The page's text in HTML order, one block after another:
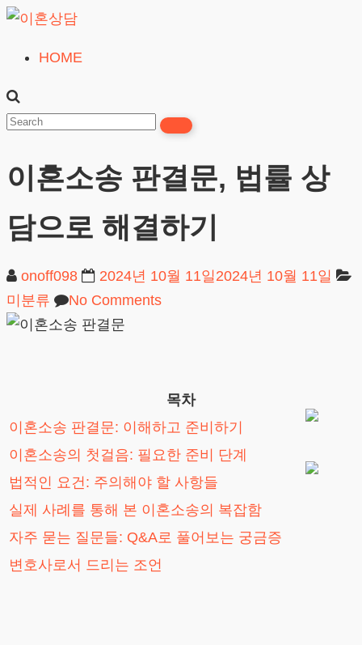
Skip
content
혼
상
24시간365일
HOME
이혼소송 판결문, 법률 상
담으로 해결하기
onoff098 2024년 10월 11일 2024년 10월 11일
미분류
No Comments
목차
이혼소송 판결문: 이해하고 준비하기
이혼소송의 첫걸음: 필요한 준비 단계
법적인 요건: 주의해야 할 사항들
실제 사례를 통해 본 이혼소송의 복잡함
자주 묻는 질문들: Q&A로 풀어보는 궁금증
변호사로서 드리는 조언